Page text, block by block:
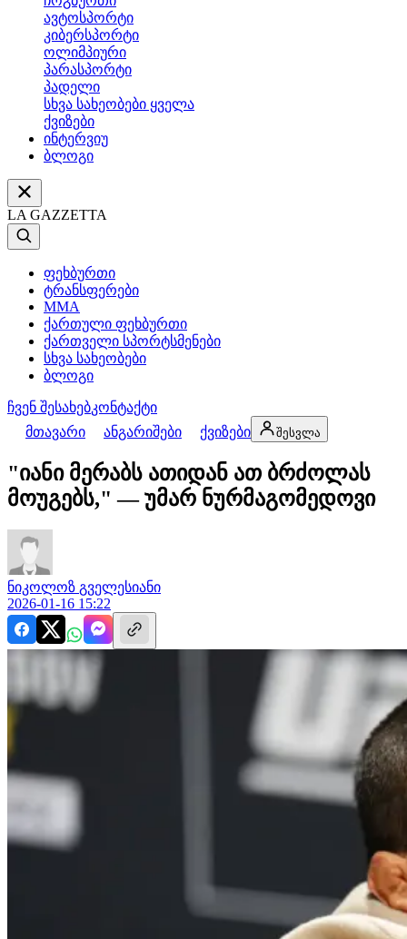
ავტოსპორტი
კიბერსპორტი
ოლიმპიური
პარასპორტი
პადელი
სხვა სახეობები ყველა
ქვიზები
ინტერვიუ
ბლოგი
LA GAZZETTA
ფეხბურთი
ტრანსფერები
MMA
ქართული ფეხბურთი
ქართველი სპორტსმენები
სხვა სახეობები
ბლოგი
ჩვენ შესახებკონტაქტი
მთავარი
ანგარიშები ქვიზები შესვლა
"იანი მერაბს ათიდან ათ ბრძოლას
მოუგებს," — უმარ ნურმაგომედოვი
ნიკოლოზ გველესიანი
2026-01-16 15:22